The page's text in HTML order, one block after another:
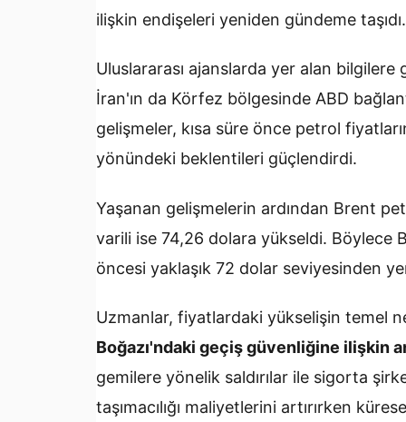
ilişkin endişeleri yeniden gündeme taşıdı.
Uluslararası ajanslarda yer alan
İran'ın da Körfez bölgesinde ABD
gelişmeler, kısa süre önce petrol
yönündeki beklentileri güçlendirdi.
Yaşanan gelişmelerin ardından Brent
varili ise 74,26 dolara yükseldi.
öncesi yaklaşık 72 dolar seviyesinden
Uzmanlar, fiyatlardaki yükselişin temel
Boğazı'ndaki geçiş güvenliğine ilişkin
gemilere yönelik saldırılar ile sigorta
taşımacılığı maliyetlerini artırırken